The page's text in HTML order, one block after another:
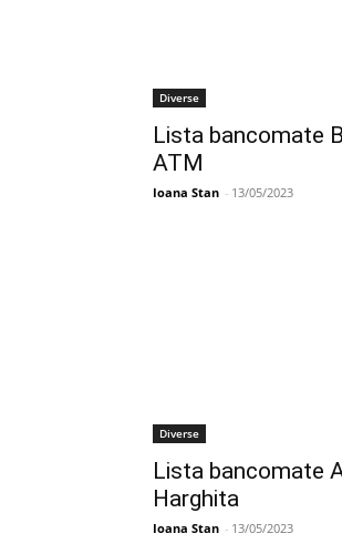
Diverse
Lista bancomate
ATM
Ioana Stan - 13/05/2023
Diverse
Lista bancomate
Harghita
Ioana Stan - 13/05/2023